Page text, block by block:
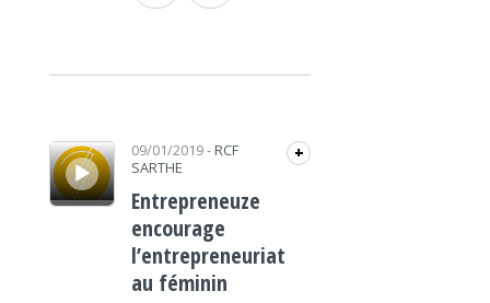
Lecteur audio 09/01/2019- RCF
SARTHE
+
Entrepreneuze
encourage
l’entrepreneuriat
au féminin